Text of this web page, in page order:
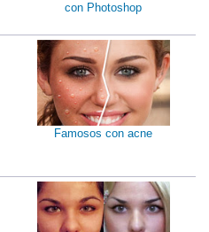
con Photoshop
Famosos con acne